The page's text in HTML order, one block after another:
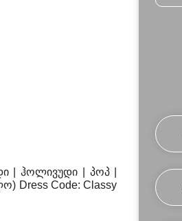
| ჰოლივუდი | პოპ |
Dress Code: Classy